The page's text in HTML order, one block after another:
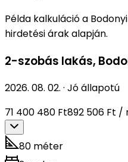
Példa kalkuláció a
hirdetési árak alapján.
2-szobás lakás,
2026. 08. 02. · Jó állapotú
71 400 480 Ft892 506 Ft /
80 méter